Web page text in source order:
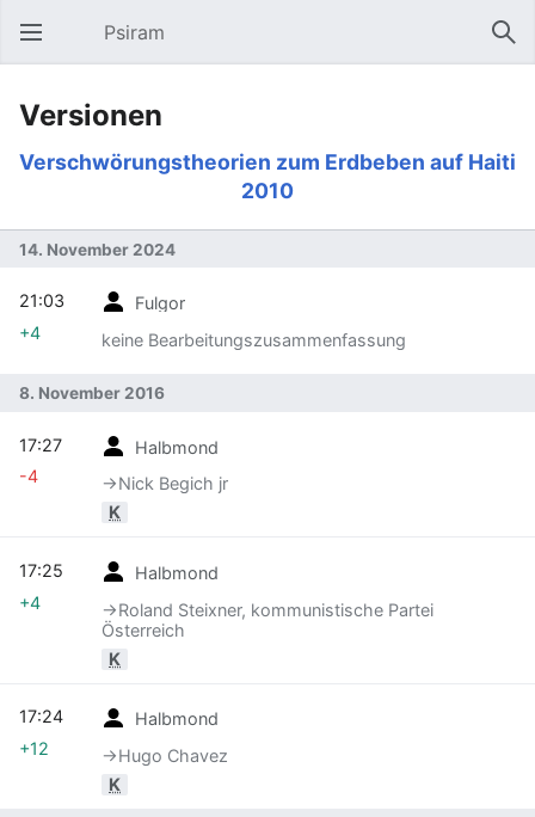
Hauptmenü öffnen Psiram
Versionen
Verschwörungstheorien zum Erdbeben auf Haiti
2010
14. November 2024
Fulgor
keine Bearbeitungszusammenfassung
21:03
+4
8. November 2016
Halbmond
→‎Nick Begich jr
K
17:27
-4
Halbmond
→‎Roland Steixner, kommunistische Partei
Österreich
K
17:25
+4
Halbmond
→‎Hugo Chavez
K
17:24
+12